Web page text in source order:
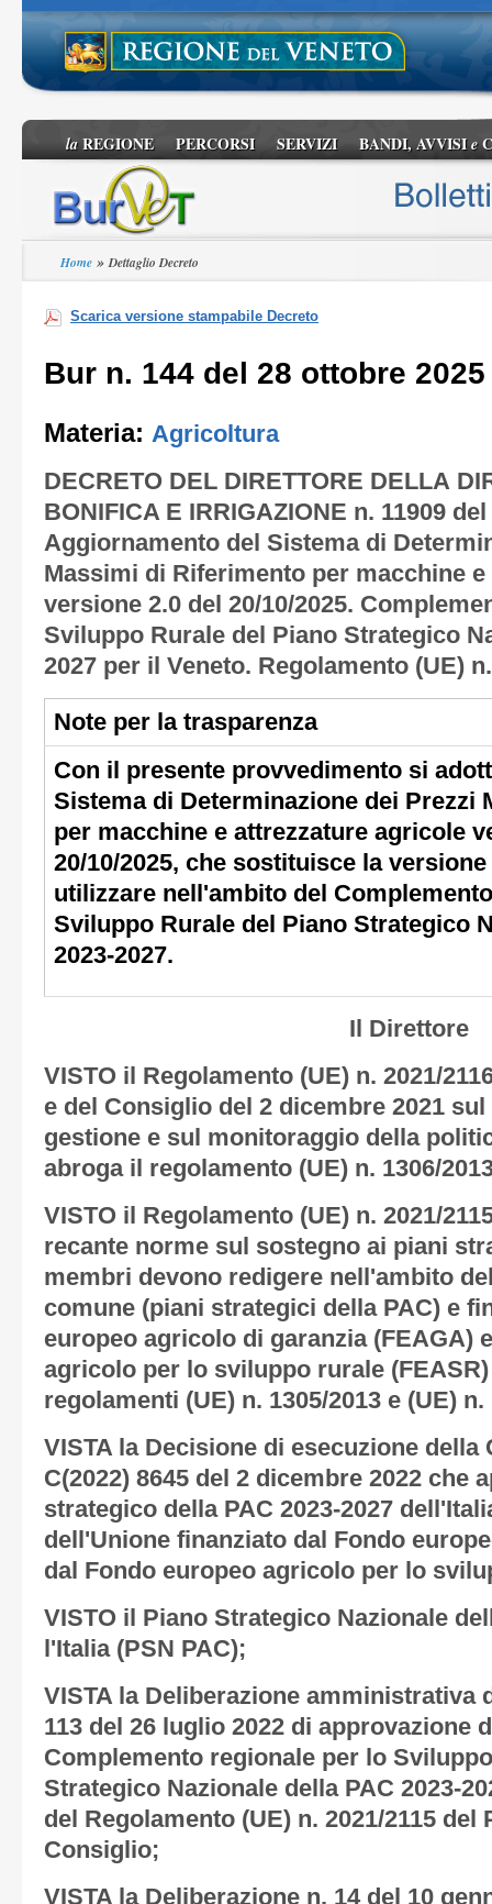
laREGIONE PERCORSI SERVIZI BANDI, AVVISIe
Home »Dettaglio Decreto
Scarica versione stampabile Decreto
Bur n. 144 del 28 ottobre 2025
Materia: Agricoltura
DECRETO DEL DIRETTORE DELLA
BONIFICA E IRRIGAZIONE n. 11909
Aggiornamento del Sistema di
Massimi di Riferimento per macchine
versione 2.0 del 20/10/2025.
Sviluppo Rurale del Piano Strategico
2027 per il Veneto. Regolamento (UE)
Note per la trasparenza
Con il presente provvedimento si
Sistema di Determinazione dei Prezzi
per macchine e attrezzature agricole
20/10/2025, che sostituisce la versione
utilizzare nell'ambito del
Sviluppo Rurale del Piano Strategico
2023-2027.
Il Direttore
VISTO il Regolamento (UE) n. 2021/
e del Consiglio del 2 dicembre 2021
gestione e sul monitoraggio della
abroga il regolamento (UE) n. 1306/
VISTO il Regolamento (UE) n. 2021/
recante norme sul sostegno ai piani
membri devono redigere nell'ambito
comune (piani strategici della PAC) e
europeo agricolo di garanzia (FEAGA)
agricolo per lo sviluppo rurale
regolamenti (UE) n. 1305/2013 e (UE) n.
VISTA la Decisione di esecuzione
C(2022) 8645 del 2 dicembre 2022 che
strategico della PAC 2023-2027
dell'Unione finanziato dal Fondo
dal Fondo europeo agricolo per lo
VISTO il Piano Strategico Nazionale
l'Italia (PSN PAC);
VISTA la Deliberazione amministrativa
113 del 26 luglio 2022 di approvazione
Complemento regionale per lo
Strategico Nazionale della PAC 2023-
del Regolamento (UE) n. 2021/2115
Consiglio;
VISTA la Deliberazione n. 14 del 10